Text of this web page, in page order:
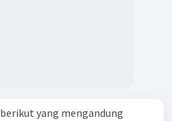
yang mengandung